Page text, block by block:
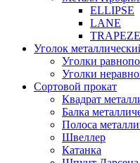
ELLIPSE
LАNE
TRAPEZE
Уголок
Уголки
Уголки
Сортовой прокат
Квадрат
Балка
Полоса
Швеллер
Катанка